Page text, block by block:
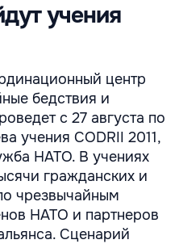
учения
центр
бедствия и
с 27 августа по
учения CODRII 2011,
НАТО. В учениях
гражданских и
чрезвычайным
НАТО и партнеров
Сценарий